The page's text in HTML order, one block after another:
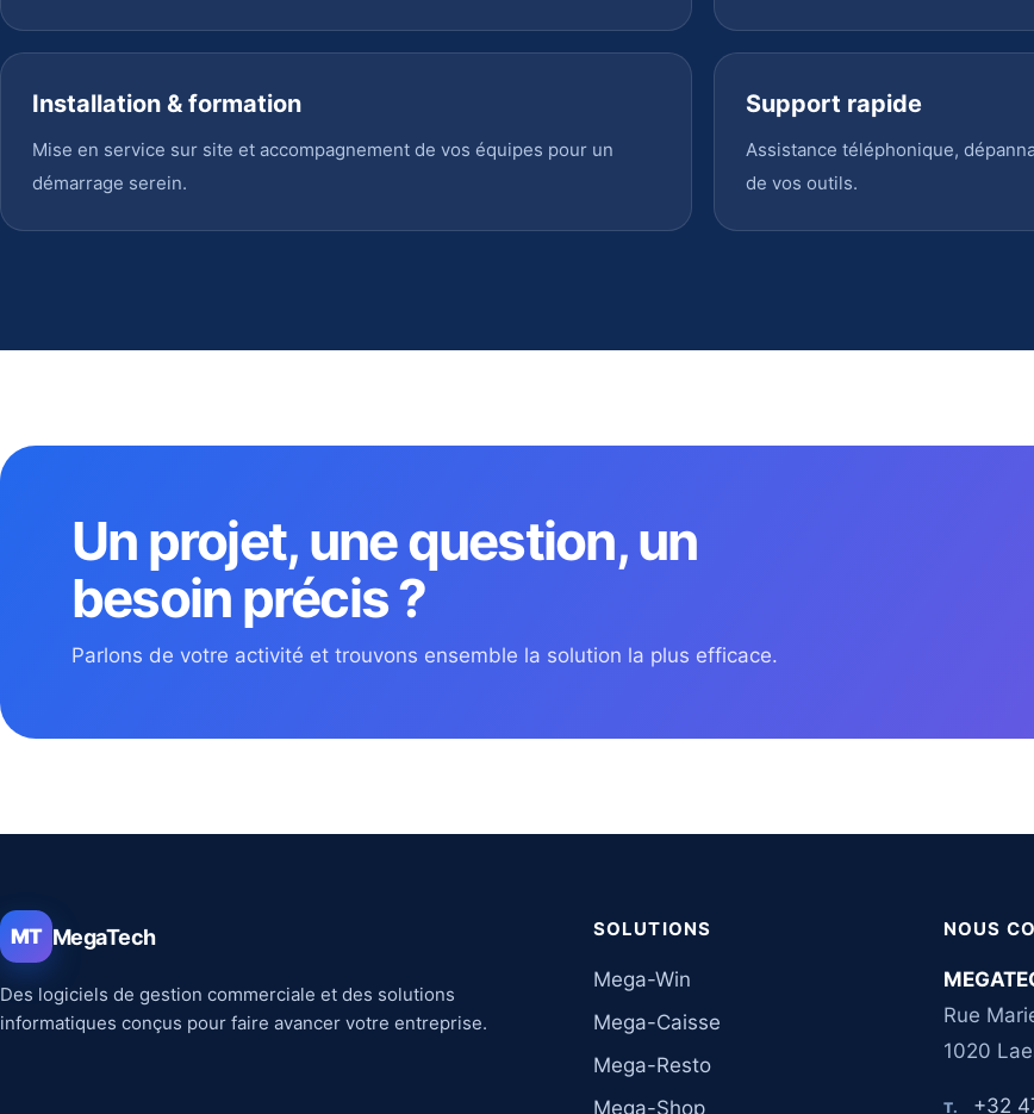
Installation & formation
Mise en service sur site et accompagnement de vos équipes pour un
démarrage serein.
Support rapide
Assistance téléphonique,
de vos outils.
Un projet, une question, un
besoin précis ?
Parlons de votre activité et trouvons ensemble la solution la plus efficace.
MT MegaTech
Des logiciels de gestion commerciale et des solutions
informatiques conçus pour faire avancer votre entreprise.
SOLUTIONS
Mega-Win
Mega-Caisse
Mega-Resto
Mega-Shop
NOUS
Rue
1020
T. +32